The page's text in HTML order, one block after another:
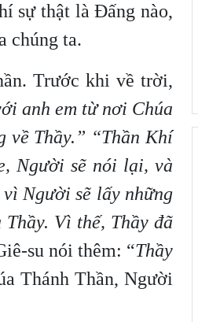
sự thật là Đấng nào,
chúng ta.
Trước khi về trời,
anh em từ nơi Chúa
về Thầy.” “Thần Khí
Người sẽ nói lại, và
vì Người sẽ lấy những
Vì thế, Thầy đã
su nói thêm: “Thầy
Thánh Thần, Người